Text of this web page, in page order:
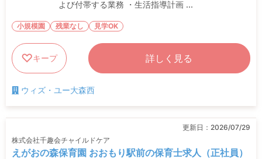
よび付帯する業務 ・生活指導計画 ...
小規模園 残業なし 見学OK
キープ 詳しく見る
ウィズ・ユー大森西
更新日： 2026/07/29
株式会社千趣会チャイルドケア
えがおの森保育園 おおもり駅前の保育士求人（正社員）